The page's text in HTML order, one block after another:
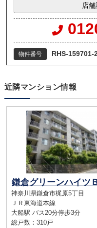
店
物件番号 RHS-159701-
近隣マンション情報
鎌倉グリーンハイツ
神奈川県鎌倉市梶原5丁目
ＪＲ東海道本線
大船駅 バス20分停歩3分
総戸数：310戸